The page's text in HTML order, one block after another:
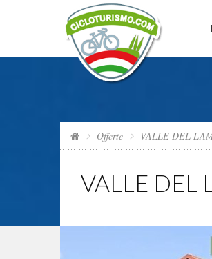
Offerte VALLE DEL
VALLE DEL